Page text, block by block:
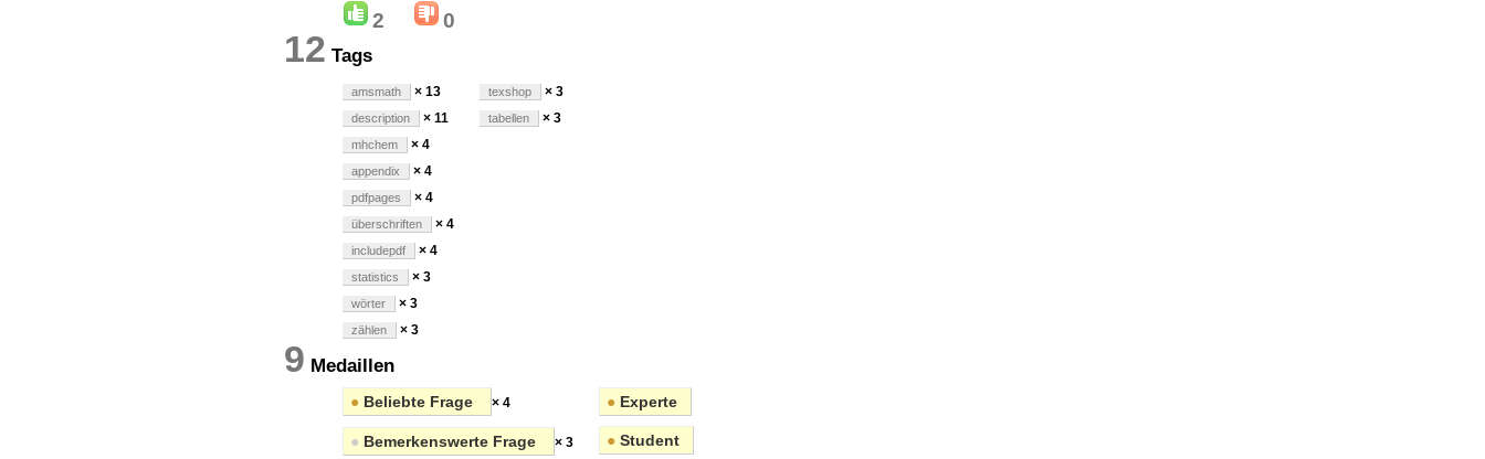
2 0
12 Tags
amsmath × 13
description × 11
mhchem × 4
appendix × 4
pdfpages × 4
überschriften × 4
includepdf × 4
statistics × 3
wörter × 3
zählen × 3
texshop × 3
tabellen × 3
9 Medaillen
● Beliebte Frage × 4
● Bemerkenswerte Frage × 3
● Experte
● Student